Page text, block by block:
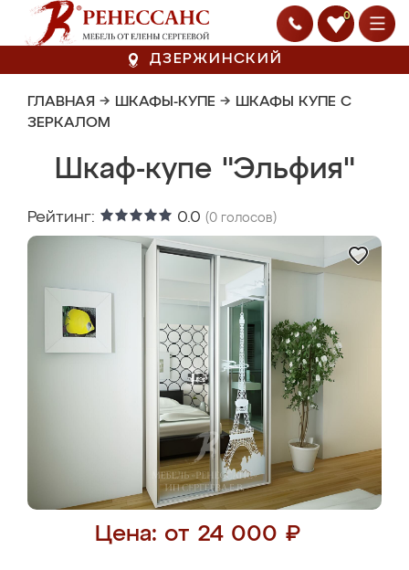
0
ДЗЕРЖИНСКИЙ
ГЛАВНАЯ → ШКАФЫ-КУПЕ → ШКАФЫ КУПЕ С
ЗЕРКАЛОМ
Шкаф-купе "Эльфия"
Рейтинг: 0.0 (0 голосов)
Цена: от 24 000 ₽